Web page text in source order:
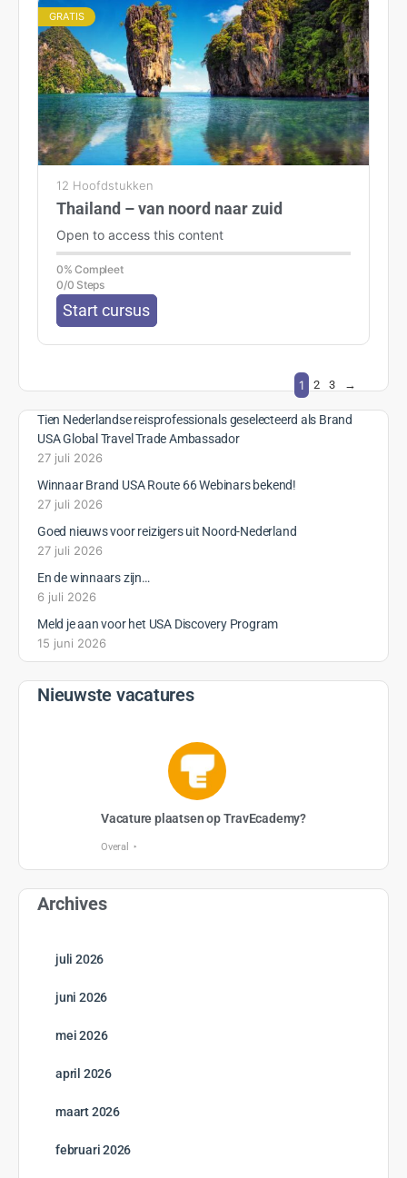
GRATIS
12 Hoofdstukken
Thailand – van noord naar zuid
Open to access this content
0% Compleet
0/0 Steps
Start cursus
1 2 3 →
Tien Nederlandse reisprofessionals geselecteerd als Brand
USA Global Travel Trade Ambassador
27 juli 2026
Winnaar Brand USA Route 66 Webinars bekend!
27 juli 2026
Goed nieuws voor reizigers uit Noord-Nederland
27 juli 2026
En de winnaars zijn…
6 juli 2026
Meld je aan voor het USA Discovery Program
15 juni 2026
Nieuwste vacatures
Vacature plaatsen op TravEcademy?
Overal
Archives
juli 2026
juni 2026
mei 2026
april 2026
maart 2026
februari 2026